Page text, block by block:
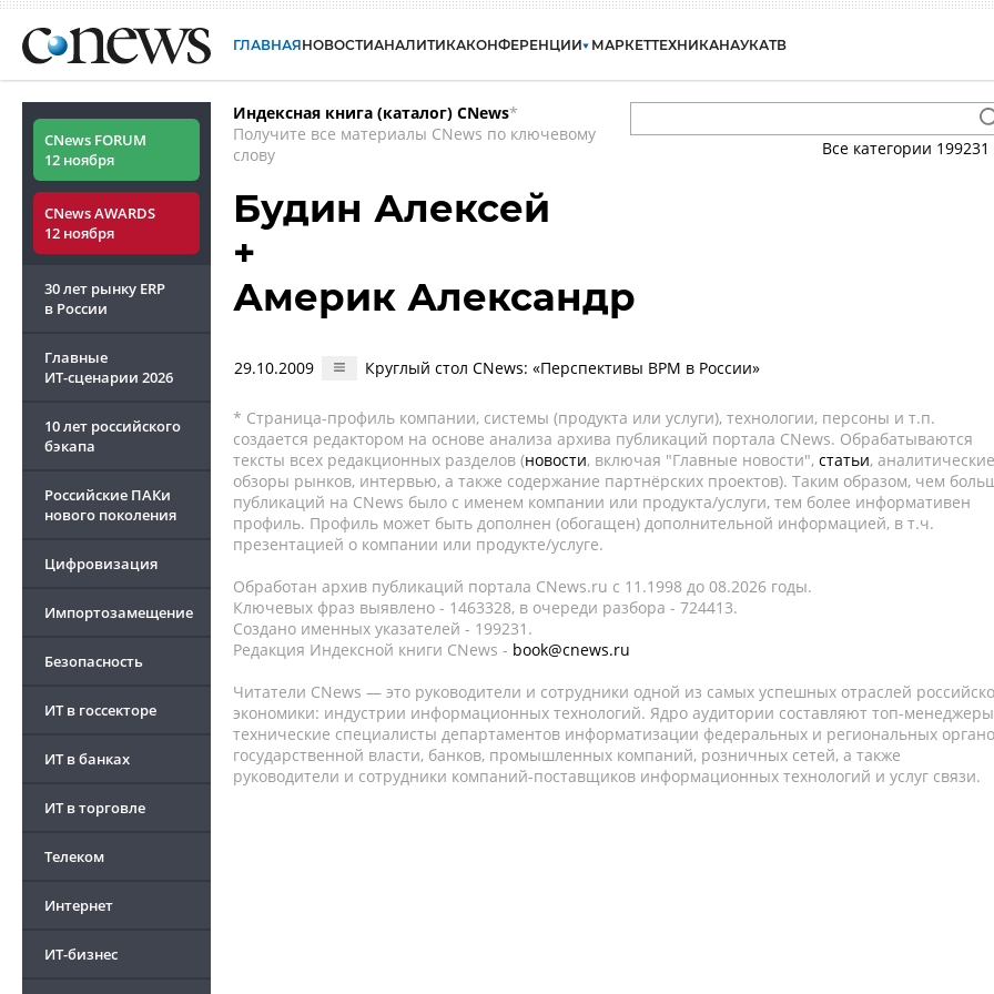
ГЛАВНАЯНОВОСТИАНАЛИТИКАКОНФЕРЕНЦИИ МАРКЕТТЕХНИКАНАУКАТВ
CNews FORUM
12 ноября
CNews AWARDS
12 ноября
30 лет рынку ERP
в России
Главные
ИТ-сценарии 2026
10 лет российского
бэкапа
Российские ПАКи
нового поколения
Цифровизация
Импортозамещение
Безопасность
ИТ в госсекторе
ИТ в банках
ИТ в торговле
Телеком
Интернет
ИТ-бизнес
Индексная книга (каталог) CNews*
Получите все материалы CNews по ключевому
слову
Все категории 199231
Будин Алексей
+
Америк Александр
29.10.2009 Круглый стол CNews: «Перспективы BPM в России»
* Страница-профиль компании, системы (продукта или услуги), технологии, персоны и т.п.
создается редактором на основе анализа архива публикаций портала CNews. Обрабатываются
тексты всех редакционных разделов (новости, включая "Главные новости", статьи, аналитические
обзоры рынков, интервью, а также содержание партнёрских проектов). Таким образом, чем
публикаций на CNews было с именем компании или продукта/услуги, тем более информативен
профиль. Профиль может быть дополнен (обогащен) дополнительной информацией, в т.ч.
презентацией о компании или продукте/услуге.
Обработан архив публикаций портала CNews.ru c 11.1998 до 08.2026 годы.
Ключевых фраз выявлено - 1463328, в очереди разбора - 724413.
Создано именных указателей - 199231.
Редакция Индексной книги CNews - book@cnews.ru
Читатели CNews — это руководители и сотрудники одной из самых успешных отраслей
экономики: индустрии информационных технологий. Ядро аудитории составляют топ-
технические специалисты департаментов информатизации федеральных и региональных
государственной власти, банков, промышленных компаний, розничных сетей, а также
руководители и сотрудники компаний-поставщиков информационных технологий и услуг связи.